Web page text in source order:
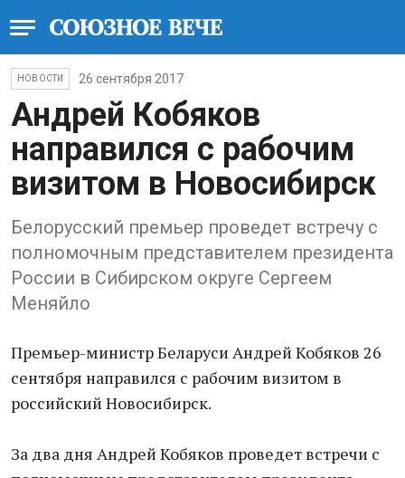
НОВОСТИ 26 сентября 2017
Андрей Кобяков
направился с рабочим
визитом в Новосибирск
Белорусский премьер проведет встречу с
полномочным представителем президента
России в Сибирском округе Сергеем
Меняйло
Премьер-министр Беларуси Андрей Кобяков 26
сентября направился с рабочим визитом в
российский Новосибирск.
За два дня Андрей Кобяков проведет встречи с